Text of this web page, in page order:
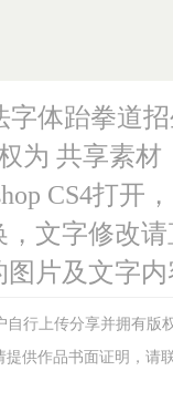
体跆拳道
为 共享素
CS4打开
文字修改
片及文字
行上传分享并拥有
供作品书面证明，请